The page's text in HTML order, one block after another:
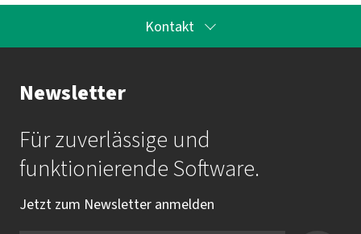
Kontakt
Ihr Kontakt zur Akademie
Frau Katrin Krauß
Mail: akademie@imbus.de
Tel.:
+49 9131 / 7518-750
Newsletter
Für zuverlässige und
funktionierende Software.
Jetzt zum Newsletter anmelden